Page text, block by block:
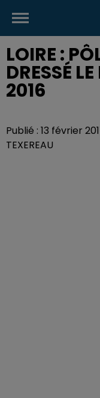
LOIRE :
DRESSÉ
2016
Publié : 13 février
TEXEREAU